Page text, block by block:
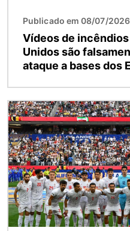
Publicado em 08/07/
Vídeos de
Unidos são
ataque a bases dos
Imagem